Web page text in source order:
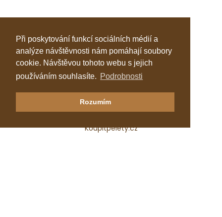
Při poskytování funkcí sociálních médií a
analýze návštěvnosti nám pomáhají soubory
cookie. Návštěvou tohoto webu s jejich
používáním souhlasíte. Podrobnosti
Rozumím
Klastr Česká peleta
Katalog topenářů
Koupitpelety.cz